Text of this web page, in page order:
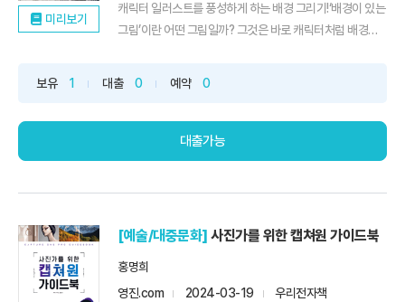
미리보기
캐릭터 일러스트를 풍성하게 하는 배경 그리기!‘배경이 있는
그림’이란 어떤 그림일까? 그것은 바로 캐릭터처럼 배경에
풍부한 배경 요소는 캐릭터의 인물상과 그림의 목적을 더욱
보유 1 대출 0 예약 0
대출가능
[예술/대중문화] 사진가를 위한 캡쳐원 가이드북
홍명희
영진.com
2024-03-19
우리전자책